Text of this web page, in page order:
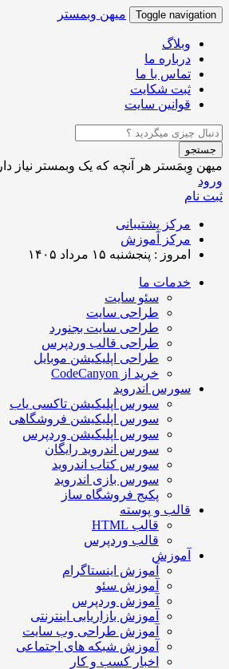
Toggle navigation میهن وبمستر
وبلاگ
درباره ما
تماس با ما
ثبت شکایت
قوانین سایت
جستجو
میهن وِبمَستر هر آنچه که یک وبمستر نیاز
ورود
ثبت نام
مرکز پشتیبانی
مرکز آموزش
امروز : پنجشنبه ۱۵ مرداد ۱۴۰۵
خدمات ما
سئو سایت
طراحی سایت
طراحی سایت بجنورد
طراحی قالب وردپرس
طراحی اپلیکیشن موبایل
خرید از CodeCanyon
سورس اندروید
سورس اپلیکیشن تاکسی یاب
سورس اپلیکیشن فروشگاهی
سورس اپلیکیشن وردپرس
سورس اندروید رایگان
سورس کتاب اندروید
سورس بازی اندروید
پکیج فروشگاه ساز
قالب و پوسته
قالب HTML
قالب وردپرس
آموزش
آموزش اینستاگرام
آموزش سئو
آموزش وردپرس
آموزش بازاریابی اینترنتی
آموزش طراحی وب سایت
آموزش شبکه های اجتماعی
اخبار کسب و کار